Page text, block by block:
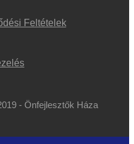
Feltételek
- Önfejlesztők Háza